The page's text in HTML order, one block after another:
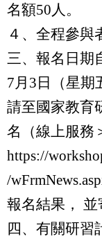
名額50人。
４、全程參與
三、報名日期
7月3日（星期
請至國家教育
名（線上服務
https://
/
報名結果， 並
四、有關研習